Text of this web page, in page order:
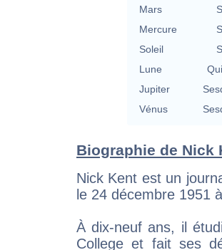
Mars
Mercure
Soleil
Lune
Jupiter
Vénus
Biographie de Nick
Nick Kent est un
le 24 décembre 1951
À dix-neuf ans, il
College et fait ses